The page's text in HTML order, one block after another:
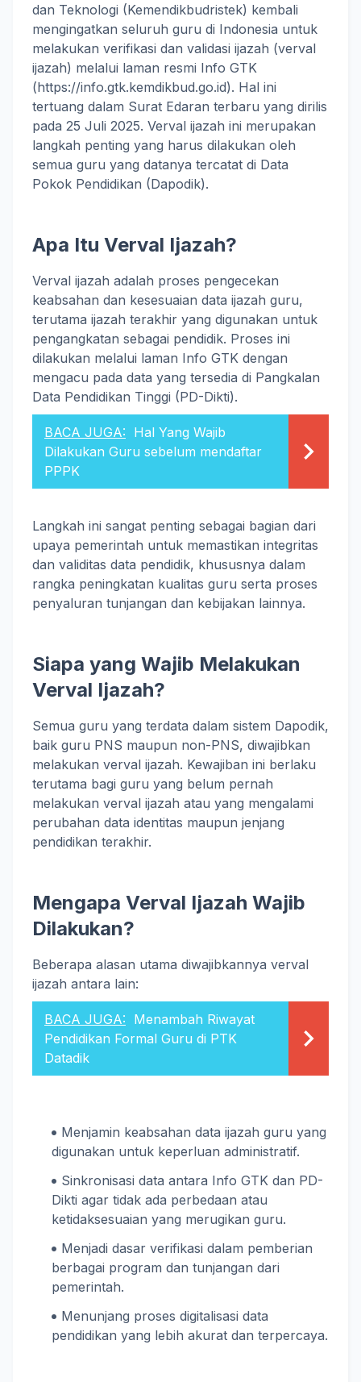
dan Teknologi (Kemendikbudristek) kembali
mengingatkan seluruh guru di Indonesia untuk
melakukan verifikasi dan validasi ijazah (verval
ijazah) melalui laman resmi Info GTK
(https://info.gtk.kemdikbud.go.id). Hal ini
tertuang dalam Surat Edaran terbaru yang dirilis
pada 25 Juli 2025. Verval ijazah ini merupakan
langkah penting yang harus dilakukan oleh
semua guru yang datanya tercatat di Data
Pokok Pendidikan (Dapodik).
Apa Itu Verval Ijazah?
Verval ijazah adalah proses pengecekan
keabsahan dan kesesuaian data ijazah guru,
terutama ijazah terakhir yang digunakan untuk
pengangkatan sebagai pendidik. Proses ini
dilakukan melalui laman Info GTK dengan
mengacu pada data yang tersedia di Pangkalan
Data Pendidikan Tinggi (PD-Dikti).
BACA JUGA: Hal Yang Wajib
Dilakukan Guru sebelum mendaftar
PPPK
Langkah ini sangat penting sebagai bagian dari
upaya pemerintah untuk memastikan integritas
dan validitas data pendidik, khususnya dalam
rangka peningkatan kualitas guru serta proses
penyaluran tunjangan dan kebijakan lainnya.
Siapa yang Wajib Melakukan
Verval Ijazah?
Semua guru yang terdata dalam sistem Dapodik,
baik guru PNS maupun non-PNS, diwajibkan
melakukan verval ijazah. Kewajiban ini berlaku
terutama bagi guru yang belum pernah
melakukan verval ijazah atau yang mengalami
perubahan data identitas maupun jenjang
pendidikan terakhir.
Mengapa Verval Ijazah Wajib
Dilakukan?
Beberapa alasan utama diwajibkannya verval
ijazah antara lain:
BACA JUGA: Menambah Riwayat
Pendidikan Formal Guru di PTK
Datadik
Menjamin keabsahan data ijazah guru yang
digunakan untuk keperluan administratif.
Sinkronisasi data antara Info GTK dan PD-
Dikti agar tidak ada perbedaan atau
ketidaksesuaian yang merugikan guru.
Menjadi dasar verifikasi dalam pemberian
berbagai program dan tunjangan dari
pemerintah.
Menunjang proses digitalisasi data
pendidikan yang lebih akurat dan terpercaya.